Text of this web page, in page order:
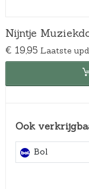
Nijntje
€ 19,95 Laatste
Ook
Bol